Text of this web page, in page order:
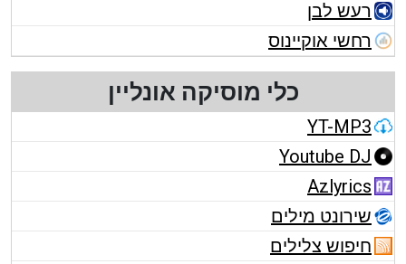
רעש לבן
רחשי אוקיינוס
כלי מוסיקה אונליין
YT-MP3
Youtube DJ
Azlyrics
שירונט מילים
חיפוש צלילים